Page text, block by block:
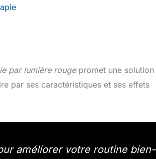
par lumière rougepromet une solution
par ses caractéristiques et ses effets
améliorer votre routine bien-